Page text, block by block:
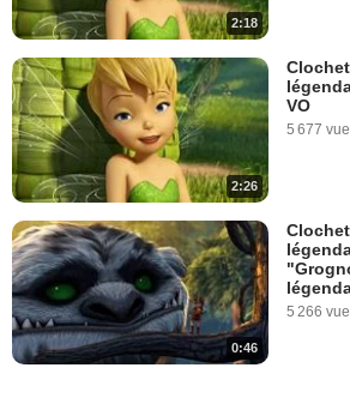
2:18
2:26
VO
5 677
0:46
5 266